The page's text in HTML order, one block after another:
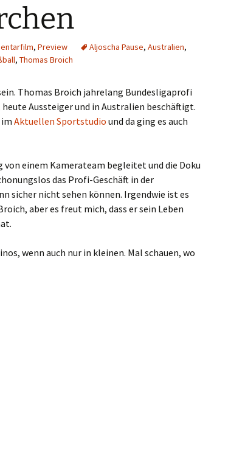
, Preview Aljoscha Pause, Australien,
, Thomas Broich
Thomas Broich jahrelang Bundesligaprofi
Aussteiger und in Australien beschäftigt.
Aktuellen Sportstudio und da ging es auch
von einem Kamerateam begleitet und die Doku
das Profi-Geschäft in der
sicher nicht sehen können. Irgendwie ist es
aber es freut mich, dass er sein Leben
wenn auch nur in kleinen. Mal schauen, wo